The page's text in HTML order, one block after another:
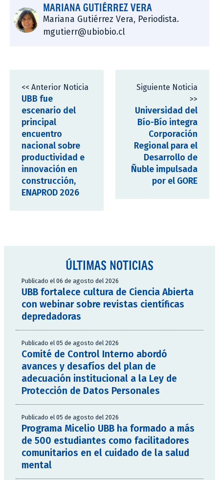
MARIANA GUTIÉRREZ VERA
Mariana Gutiérrez Vera, Periodista.
mgutierr@ubiobio.cl
<< Anterior Noticia
UBB fue
escenario del
principal
encuentro
nacional sobre
productividad e
innovación en
construcción,
ENAPROD 2026
Siguiente Noticia
>>
Universidad del
Bío-Bío integra
Corporación
Regional para el
Desarrollo de
Ñuble impulsada
por el GORE
ÚLTIMAS NOTICIAS
Publicado el 06 de agosto del 2026
UBB fortalece cultura de Ciencia Abierta
con webinar sobre revistas científicas
depredadoras
Publicado el 05 de agosto del 2026
Comité de Control Interno abordó
avances y desafíos del plan de
adecuación institucional a la Ley de
Protección de Datos Personales
Publicado el 05 de agosto del 2026
Programa Micelio UBB ha formado a más
de 500 estudiantes como facilitadores
comunitarios en el cuidado de la salud
mental